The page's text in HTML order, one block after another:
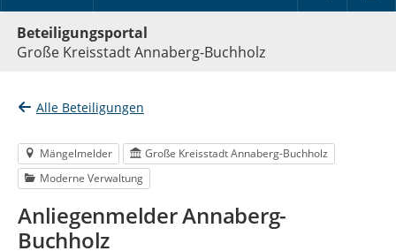
Beteiligungsportal
Große Kreisstadt Annaberg-Buchholz
Alle Beteiligungen
Mängelmelder
Große Kreisstadt Annaberg-Buchholz
Moderne Verwaltung
Anliegenmelder Annaberg-
Buchholz